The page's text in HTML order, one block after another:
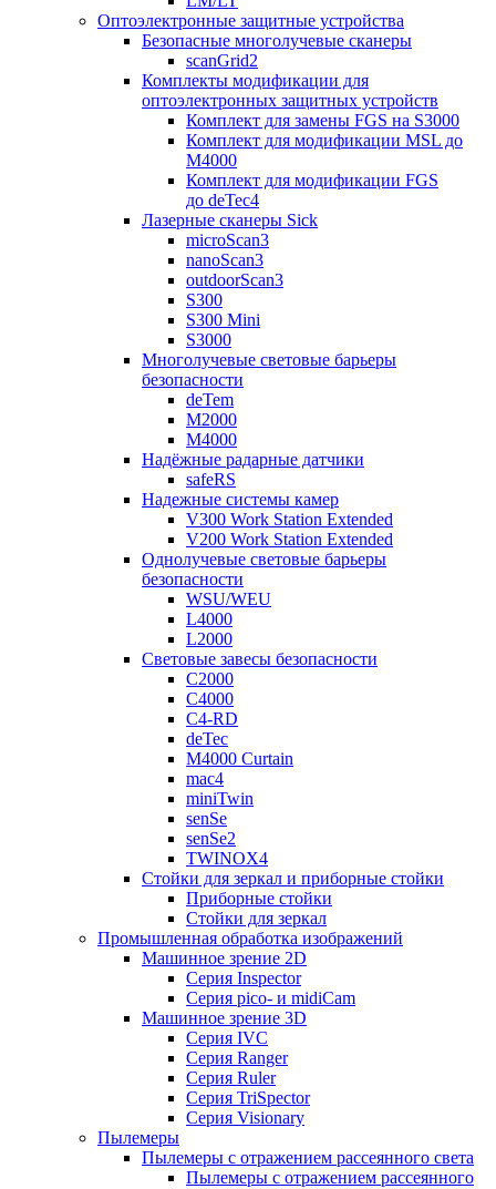
Оптоэлектронные защитные устройства
Безопасные многолучевые сканеры
scanGrid2
Комплекты модификации для
оптоэлектронных защитных устройств
Комплект для замены FGS на S3000
Комплект для модификации MSL до
M4000
Комплект для модификации FGS
до deTec4
Лазерные сканеры Sick
microScan3
nanoScan3
outdoorScan3
S300
S300 Mini
S3000
Многолучевые световые барьеры
безопасности
deTem
M2000
M4000
Надёжные радарные датчики
safeRS
Надежные системы камер
V300 Work Station Extended
V200 Work Station Extended
Однолучевые световые барьеры
безопасности
WSU/WEU
L4000
L2000
Световые завесы безопасности
C2000
C4000
C4-RD
deTec
M4000 Curtain
mac4
miniTwin
senSe
senSe2
TWINOX4
Стойки для зеркал и приборные стойки
Приборные стойки
Стойки для зеркал
Промышленная обработка изображений
Машинное зрение 2D
Серия Inspector
Серия pico- и midiCam
Машинное зрение 3D
Серия IVC
Серия Ranger
Серия Ruler
Серия TriSpector
Серия Visionary
Пылемеры
Пылемеры с отражением рассеянного света
Пылемеры с отражением рассеянного